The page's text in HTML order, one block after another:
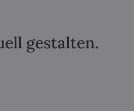
gestalten.